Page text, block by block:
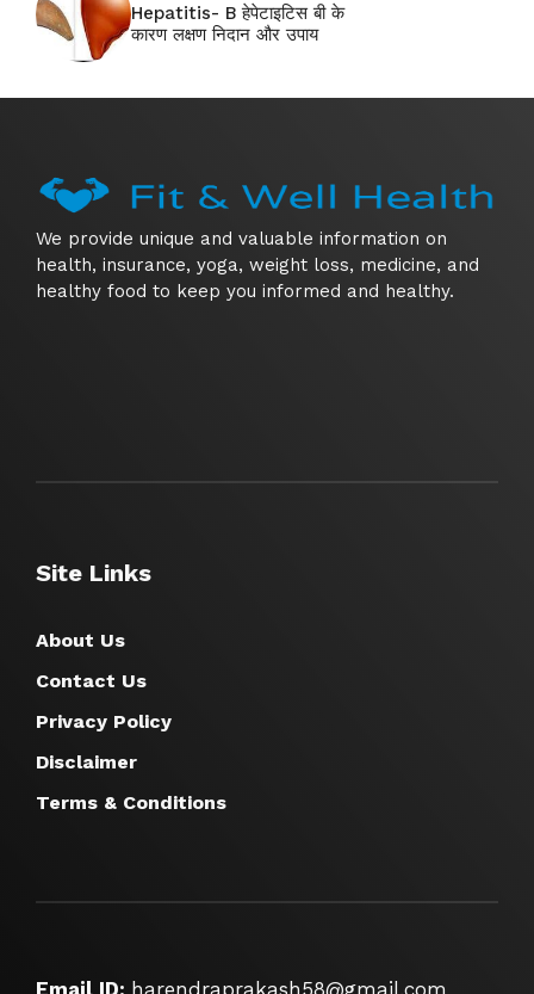
Hepatitis- B हेपेटाइटिस बी के
कारण लक्षण निदान और उपाय
We provide unique and valuable information on
health, insurance, yoga, weight loss, medicine, and
healthy food to keep you informed and healthy.
Site Links
About Us
Contact Us
Privacy Policy
Disclaimer
Terms & Conditions